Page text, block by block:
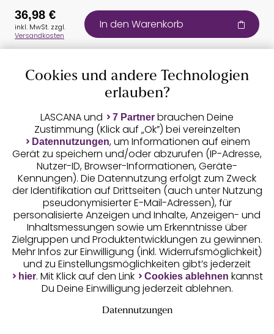
Auszeichnungen
Geprüfte Sicherheit
Unsere Apps
36,98 €
inkl. MwSt. zzgl.
Versandkosten
In den Warenkorb
Cookies und andere Technologien
erlauben?
LASCANA und 7 Partner brauchen Deine
Zustimmung (Klick auf „Ok”) bei vereinzelten
Datennutzungen, um Informationen auf einem
Gerät zu speichern und/oder abzurufen (IP-Adresse,
Nutzer-ID, Browser-Informationen, Geräte-
Kennungen). Die Datennutzung erfolgt zum Zweck
der Identifikation auf Drittseiten (auch unter Nutzung
pseudonymisierter E-Mail-Adressen), für
personalisierte Anzeigen und Inhalte, Anzeigen- und
Inhaltsmessungen sowie um Erkenntnisse über
Zielgruppen und Produktentwicklungen zu gewinnen.
Mehr Infos zur Einwilligung (inkl. Widerrufsmöglichkeit)
und zu Einstellungsmöglichkeiten gibt’s jederzeit
hier. Mit Klick auf den Link Cookies ablehnen kannst
Du Deine Einwilligung jederzeit ablehnen.
Datennutzungen